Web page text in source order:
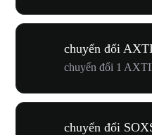
chuyển đổi
chuyển đổi 1
chuyển đổi